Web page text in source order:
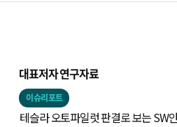
대표저자 연구자료
이슈리포트
테슬라 오토파일럿 판결로 보는 SW